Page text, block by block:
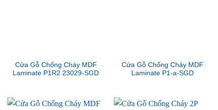
Cửa Gỗ Chống Cháy MDF
Laminate P1R2 23029-SGD
Cửa Gỗ Chống Cháy MDF
Laminate P1-a-SGD